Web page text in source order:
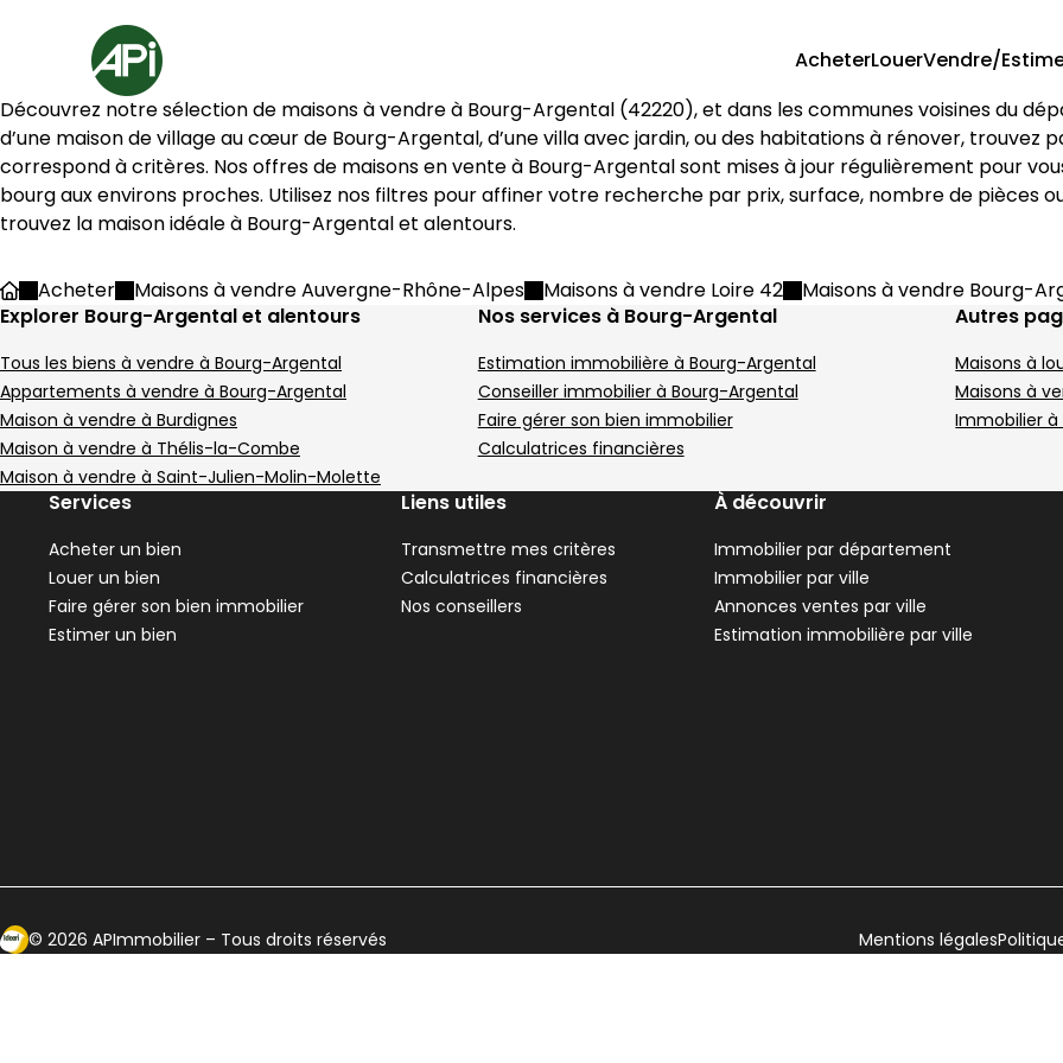
Accueil
AcheterLouerVendre/
5 Maisons à vendre à Bourg-Argental (42220)
108 m² 5 pièces Bourg-Argental
Aller à l'image1
Aller à l'image2
Aller à l'image3
Aller à l'image4
Aller à l'image5
65 000 €
Bourg-Argental - 42220
Maison • 5 pièces • 108 m²
DPE :
E 4 chambres
,
Terrain 5 m²
,
Maison 100 m² 4 pièces Saint-Julien-
Aller à l'image1
Aller à l'image2
Aller à l'image3
Aller à l'image4
Aller à l'image5
Saint-Julien-Molin-Molette - 42220
Maison • 4 pièces • 100 m²
,
2 chambres
Maison 181 m² 5
Aller à l'image1
Aller à l'image2
Aller à l'image3
Aller à l'image4
Aller à l'image5
290 000 €
Thélis-la-Combe - 42220
Maison • 5 pièces • 181 m²
, ,
de village 163 m² 5 pièces Bourg-Argental
Bourg-Argental - 42220
Maison de village • 5 pièces • 163 m²
DPE : 3 chambres
,
Terrain 50 m²
,
Découvrez notre sélection de maisons à vendre à Bourg-Argental (42220), et dans les communes voisines du
d’une maison de village au cœur de Bourg-Argental, d’une villa avec jardin, ou des habitations à rénover, trouvez
correspond à critères. Nos offres de maisons en vente à Bourg-Argental sont mises à jour régulièrement pour
bourg aux environs proches. Utilisez nos filtres pour affiner votre recherche par prix, surface, nombre de pièces
trouvez la maison idéale à Bourg-Argental et alentours.
AccueilAcheter Maisons à vendre Auvergne-Rhône-Alpes Maisons à vendre Loire 42
Maisons à vendre Bourg-
Explorer Bourg-Argental et alentours
Tous les biens à vendre à Bourg-Argental
Appartements à vendre à Bourg-Argental
Maison à vendre à Burdignes
Maison à vendre à Thélis-la-Combe
Maison à vendre à Saint-Julien-Molin-Molette
Nos services à Bourg-Argental
Estimation immobilière à Bourg-Argental
Conseiller immobilier à Bourg-Argental
Faire gérer son bien immobilier
Calculatrices financières
Autres
Maisons à
Maisons à
Immobilier
Services
Acheter un bien
Louer un bien
Faire gérer son bien immobilier
Estimer un bien
Liens utiles
Transmettre mes critères
Calculatrices financières
Nos conseillers
À découvrir
Immobilier par département
Immobilier par ville
Annonces ventes par ville
Estimation immobilière par ville
Ecosytème Ideeri
© 2026 APImmobilier – Tous droits réservés Mentions légales